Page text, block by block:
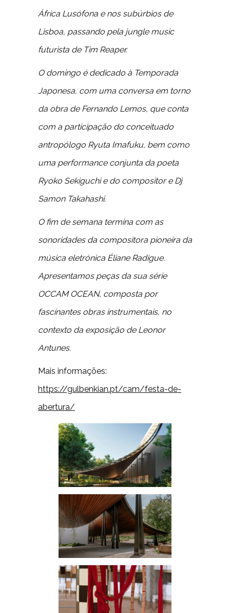
África Lusófona e nos subúrbios de
Lisboa, passando pela jungle music
futurista de Tim Reaper.
O domingo é dedicado à Temporada
Japonesa, com uma conversa em torno
da obra de Fernando Lemos, que conta
com a participação do conceituado
antropólogo Ryuta Imafuku, bem como
uma performance conjunta da poeta
Ryoko Sekiguchi e do compositor e Dj
Samon Takahashi.
O fim de semana termina com as
sonoridades da compositora pioneira da
música eletrónica Éliane Radigue.
Apresentamos peças da sua série
OCCAM OCEAN, composta por
fascinantes obras instrumentais, no
contexto da exposição de Leonor
Antunes.
Mais informações:
https://gulbenkian.pt/cam/festa-de-
abertura/